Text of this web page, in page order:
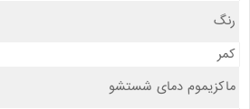
رنگ
کمر
ماکزیموم دمای شستشو